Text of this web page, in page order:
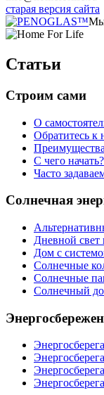
старая версия сайта
Мы
Статьи
Строим сами
О
Обратитесь к
Преимущества
С чего начать?
Часто
Солнечная
Дневной свет
Дом с
Солнечные
Солнечные
Солнечный